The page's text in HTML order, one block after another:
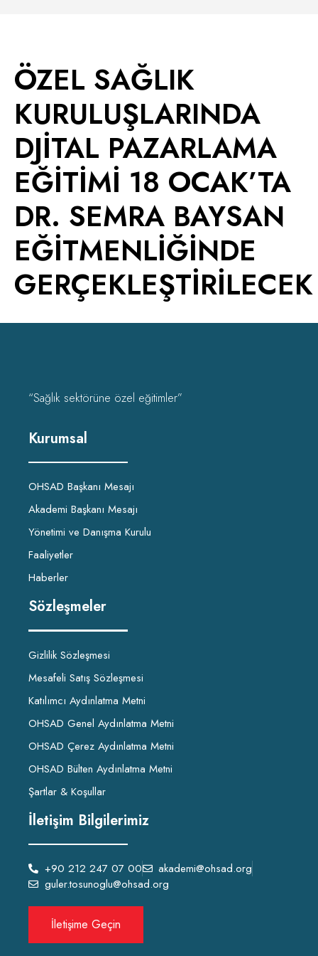
ÖZEL SAĞLIK
KURULUŞLARINDA
DJİTAL PAZARLAMA
EĞİTİMİ 18 OCAK’TA
DR. SEMRA BAYSAN
EĞİTMENLİĞİNDE
GERÇEKLEŞTİRİLECEK
“Sağlık sektörüne özel eğitimler”
Kurumsal
OHSAD Başkanı Mesajı
Akademi Başkanı Mesajı
Yönetimi ve Danışma Kurulu
Faaliyetler
Haberler
Sözleşmeler
Gizlilik Sözleşmesi
Mesafeli Satış Sözleşmesi
Katılımcı Aydınlatma Metni
OHSAD Genel Aydınlatma Metni
OHSAD Çerez Aydınlatma Metni
OHSAD Bülten Aydınlatma Metni
Şartlar & Koşullar
İletişim Bilgilerimiz
+90 212 247 07 00
akademi@ohsad.org
guler.tosunoglu@ohsad.org
İletişime Geçin